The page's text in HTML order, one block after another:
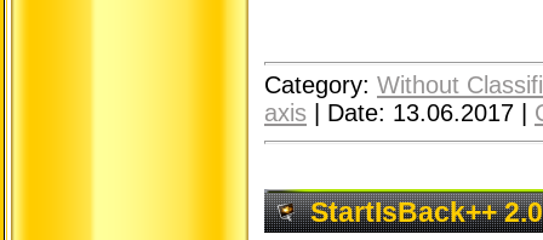
Category: Without
axis
Date: 13.06.2017
StartIsBack++